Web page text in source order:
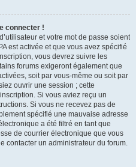
connecter !
et votre mot de passe soient
est activée et que vous avez spécifié
vous devrez suivre les
forums exigeront également que
soit par vous-même ou soit par
ouvrir une session ; cette
Si vous aviez reçu un
Si vous ne recevez pas de
spécifié une mauvaise adresse
a été filtré en tant que
de courrier électronique que vous
contacter un administrateur du forum.